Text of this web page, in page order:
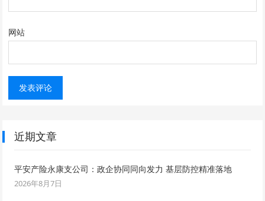
网站
近期文章
平安产险永康支公司：政企协同同向发力 基层防控精准落地
2026年8月7日